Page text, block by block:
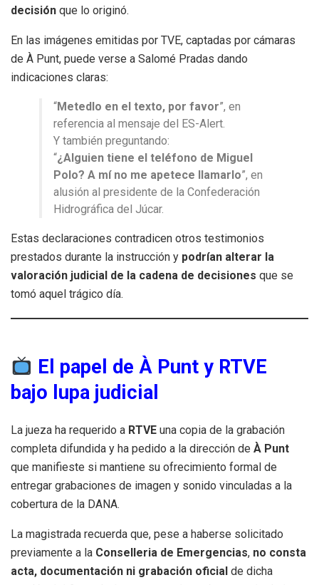
decisión que lo originó.
En las imágenes emitidas por TVE, captadas por cámaras
de À Punt, puede verse a Salomé Pradas dando
indicaciones claras:
“Metedlo en el texto, por favor”, en
referencia al mensaje del ES-Alert.
Y también preguntando:
“¿Alguien tiene el teléfono de Miguel
Polo? A mí no me apetece llamarlo”, en
alusión al presidente de la Confederación
Hidrográfica del Júcar.
Estas declaraciones contradicen otros testimonios
prestados durante la instrucción y podrían alterar la
valoración judicial de la cadena de decisiones que se
tomó aquel trágico día.
El papel de À Punt y RTVE
bajo lupa judicial
La jueza ha requerido a RTVE una copia de la grabación
completa difundida y ha pedido a la dirección de À Punt
que manifieste si mantiene su ofrecimiento formal de
entregar grabaciones de imagen y sonido vinculadas a la
cobertura de la DANA.
La magistrada recuerda que, pese a haberse solicitado
previamente a la Conselleria de Emergencias, no consta
acta, documentación ni grabación oficial de dicha